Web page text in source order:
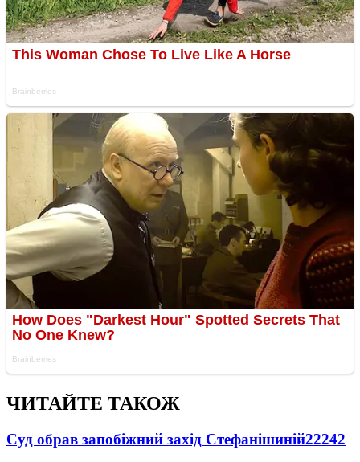
ЧИТАЙТЕ ТАКОЖ
Суд обрав запобіжний захід Стефанішиній22242